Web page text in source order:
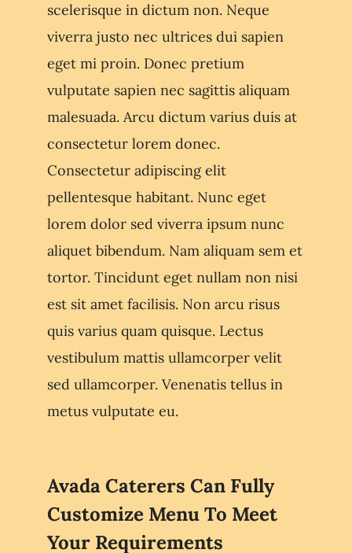
scelerisque in dictum non. Neque
viverra justo nec ultrices dui sapien
eget mi proin. Donec pretium
vulputate sapien nec sagittis aliquam
malesuada. Arcu dictum varius duis at
consectetur lorem donec.
Consectetur adipiscing elit
pellentesque habitant. Nunc eget
lorem dolor sed viverra ipsum nunc
aliquet bibendum. Nam aliquam sem et
tortor. Tincidunt eget nullam non nisi
est sit amet facilisis. Non arcu risus
quis varius quam quisque. Lectus
vestibulum mattis ullamcorper velit
sed ullamcorper. Venenatis tellus in
metus vulputate eu.
Avada Caterers Can Fully
Customize Menu To Meet
Your Requirements